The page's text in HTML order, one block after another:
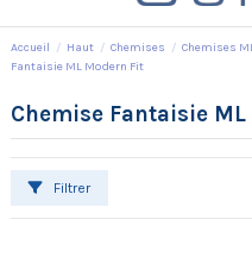
Accueil Haut Chemises Chemises
Fantaisie ML Modern Fit
Chemise Fantaisie
Filtrer